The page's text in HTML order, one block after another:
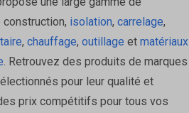
construction, isolation, carrelage,
, chauffage, outillage et matériaux
. Retrouvez des produits de marques
pour leur qualité et
prix compétitifs pour tous vos